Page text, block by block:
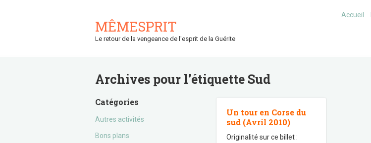
MÊMESPRIT
Le retour de la vengeance de l'esprit de la Guérite
Accueil
Archives pour l’étiquette Sud
Catégories
Autres activités
Bons plans
Un tour en Corse du
sud (Avril 2010)
Originalité sur ce billet :